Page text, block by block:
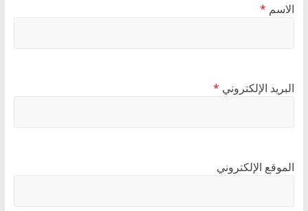
الاسم *
البريد الإلكتروني *
الموقع الإلكتروني